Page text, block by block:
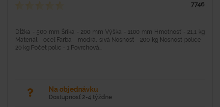
7746
Dĺžka - 500 mm Šríka - 200 mm Výška - 1100 mm Hmotnosť - 21,1 kg
Materiál - oceľ Farba - modrá, sivá Nosnosť - 200 kg Nosnosť police -
20 kg Počet políc - 1 Povrchová...
Na objednávku
Dostupnosť 2-4 týždne